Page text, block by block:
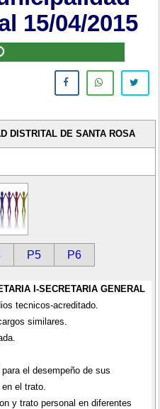
15/04/2015
DISTRITAL DE SANTA ROSA
P5 P6
I-SECRETARIA GENERAL
tecnicos-acreditado.
similares.
el desempeño de sus
el trato.
y trato personal en diferentes